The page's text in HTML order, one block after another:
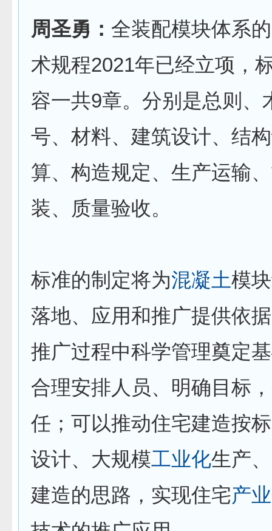
周圣勇： 全装配模块体系
术规程2021年已经立项，
容一共9章。分别是总则、
号、材料、建筑设计、结
算、构造规定、生产运输
装、质量验收。
标准的制定将为混凝土模
落地、应用和推广提供依
推广过程中科学管理奠定
合理安排人员、明确目标
任；可以推动住宅建造按
设计、大规模工业化生产
建造的思路，实现住宅产